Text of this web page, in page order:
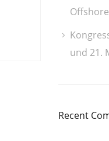
und 21.
Recent